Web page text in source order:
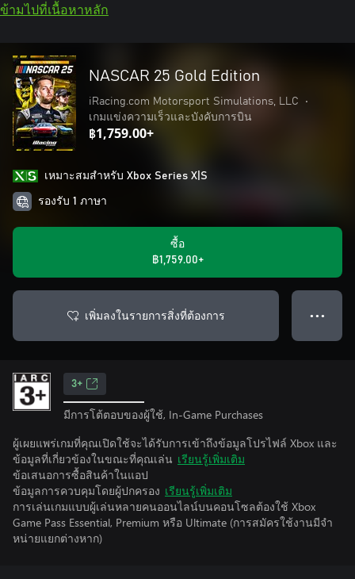
ข้ามไปที่เนื้อหาหลัก
NASCAR 25 Gold Edition
iRacing.com Motorsport Simulations, LLC
•
เกมแข่งความเร็วและบังคับการบิน
฿1,759.00+
เหมาะสมสําหรับ Xbox Series X|S
รองรับ 1 ภาษา
ซื้อ
฿1,759.00+
เพิ่มลงในรายการสิ่งที่ต้องการ ● ● ●
3+
มีการโต้ตอบของผู้ใช้, In-Game Purchases
ผู้เผยแพร่เกมที่คุณเปิดใช้จะได้รับการเข้าถึงข้อมูลโปรไฟล์ Xbox และ
ข้อมูลที่เกี่ยวข้องในขณะที่คุณเล่น เรียนรู้เพิ่มเติม
ข้อเสนอการซื้อสินค้าในแอป
ข้อมูลการควบคุมโดยผู้ปกครอง เรียนรู้เพิ่มเติม
การเล่นเกมแบบผู้เล่นหลายคนออนไลน์บนคอนโซลต้องใช้ Xbox
Game Pass Essential, Premium หรือ Ultimate (การสมัครใช้งานมีจํา
หน่ายแยกต่างหาก)